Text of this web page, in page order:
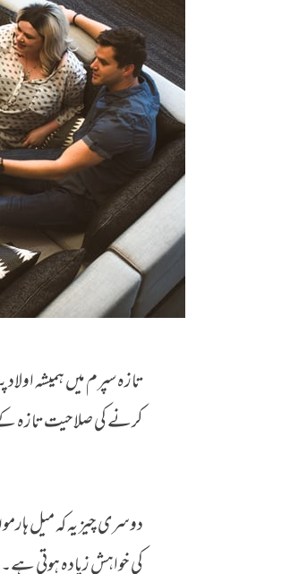
تازہ سپرم میں ہمیشہ
کرنے کی صلاحیت تازہ کے